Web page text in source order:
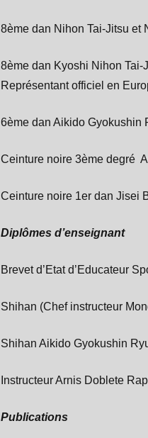
8ème dan Nihon Tai-Jitsu et
8ème dan Kyoshi Nihon Tai-
Représentant officiel en
6ème dan Aikido Gyokushin
Ceinture noire 3ème degré
Ceinture noire 1er dan Jisei
Diplômes d’enseignant
Brevet d’Etat d’Educateur
Shihan (Chef instructeur
Shihan Aikido Gyokushin
Instructeur Arnis Doblete
Publications